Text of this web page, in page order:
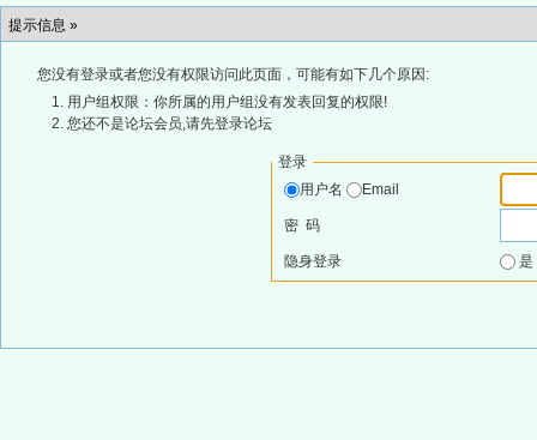
提示信息 »
您没有登录或者您没有权限访问此页面，可能有如下几个原因:
用户组权限：你所属的用户组没有发表回复的权限!
您还不是论坛会员,请先登录论坛
登录
用户名
Email
密 码
隐身登录